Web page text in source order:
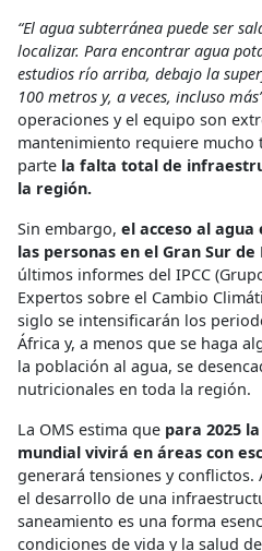
“El agua subterránea puede ser
localizar. Para encontrar agua
estudios río arriba, debajo la
100 metros y, a veces, incluso
operaciones y el equipo son
mantenimiento requiere mucho
parte la falta total de
la región.
Sin embargo, el acceso al
las personas en el Gran Sur de
últimos informes del IPCC
Expertos sobre el Cambio
siglo se intensificarán los
África y, a menos que se haga
la población al agua, se
nutricionales en toda la región.
La OMS estima que para 2025
mundial vivirá en áreas con
generará tensiones y
el desarrollo de una
saneamiento es una forma
condiciones de vida y la salud